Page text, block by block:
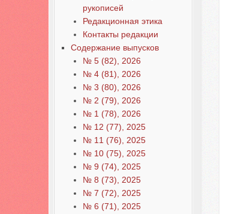
рукописей
Редакционная этика
Контакты редакции
Содержание выпусков
№ 5 (82), 2026
№ 4 (81), 2026
№ 3 (80), 2026
№ 2 (79), 2026
№ 1 (78), 2026
№ 12 (77), 2025
№ 11 (76), 2025
№ 10 (75), 2025
№ 9 (74), 2025
№ 8 (73), 2025
№ 7 (72), 2025
№ 6 (71), 2025